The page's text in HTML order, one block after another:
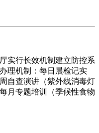
行长效机制建立防控系
理机制：每日晨检记实
自查演讲（紫外线消毒灯
月专题培训（季候性食物